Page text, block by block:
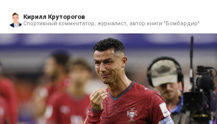
Кирилл Круторогов
Спортивный комментатор, журналист, автор книги "Бомбардир"